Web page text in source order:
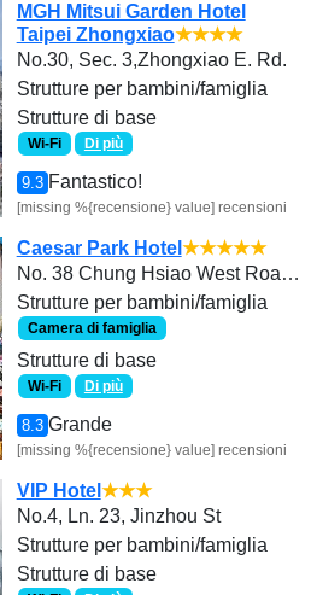
MGH Mitsui Garden Hotel
Taipei Zhongxiao★★★★
No.30, Sec. 3,Zhongxiao E. Rd.
Strutture per bambini/famiglia
Strutture di base
Wi-Fi Di più
9.3 Fantastico!
[missing %{recensione} value] recensioni
Caesar Park Hotel ★★★★★
No. 38 Chung Hsiao West Road, Section 1
Strutture per bambini/famiglia
Camera di famiglia
Strutture di base
Wi-Fi Di più
8.3 Grande
[missing %{recensione} value] recensioni
VIP Hotel ★★★
No.4, Ln. 23, Jinzhou St
Strutture per bambini/famiglia
Strutture di base